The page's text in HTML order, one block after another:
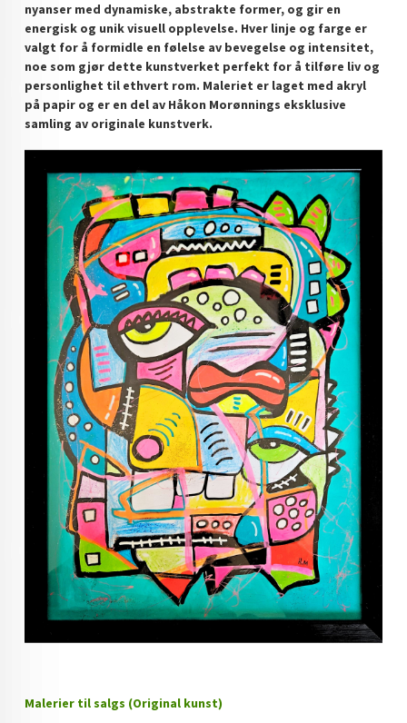
nyanser med dynamiske, abstrakte former, og gir en
energisk og unik visuell opplevelse. Hver linje og farge er
valgt for å formidle en følelse av bevegelse og intensitet,
noe som gjør dette kunstverket perfekt for å tilføre liv og
personlighet til ethvert rom. Maleriet er laget med akryl
på papir og er en del av Håkon Morønnings eksklusive
samling av originale kunstverk.
Malerier til salgs (Original kunst)